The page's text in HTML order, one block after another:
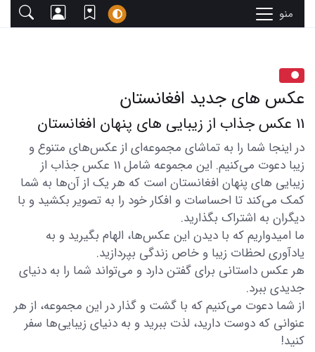
منو
عکس های جدید افغانستان
11 عکس جذاب از زیبایی های پنهان افغانستان
در اینجا شما را به تماشای مجموعه‌ای از عکس‌های متنوع و
زیبا دعوت می‌کنیم. این مجموعه شامل 11 عکس جذاب از
زیبایی های پنهان افغانستان است که هر یک از آن‌ها به شما
کمک می‌کند تا احساسات و افکار خود را به تصویر بکشید و با
دیگران به اشتراک بگذارید.
ما امیدواریم که با دیدن این عکس‌ها، الهام بگیرید و به
یادآوری لحظات زیبا و خاص زندگی بپردازید.
هر عکس داستانی برای گفتن دارد و می‌تواند شما را به دنیای
جدیدی ببرد.
از شما دعوت می‌کنیم که با گشت و گذار در این مجموعه، از هر
عنوانی که دوست دارید، لذت ببرید و به دنیای زیبایی‌ها سفر
کنید!